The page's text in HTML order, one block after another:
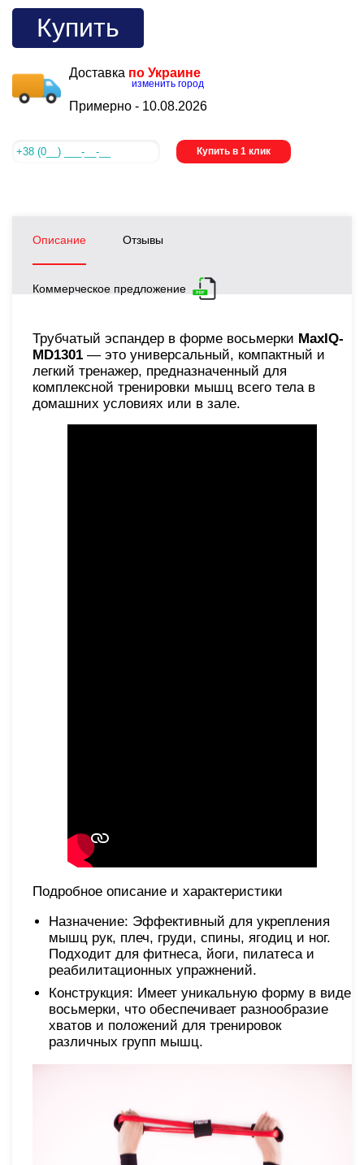
Купить
Доставка по Украине
изменить город
Примерно - 10.08.2026
Купить в 1 клик
Описание Отзывы
Коммерческое предложение
Трубчатый эспандер в форме восьмерки MaxIQ-
MD1301 — это универсальный, компактный и
легкий тренажер, предназначенный для
комплексной тренировки мышц всего тела в
домашних условиях или в зале.
Подробное описание и характеристики
Назначение: Эффективный для укрепления
мышц рук, плеч, груди, спины, ягодиц и ног.
Подходит для фитнеса, йоги, пилатеса и
реабилитационных упражнений.
Конструкция: Имеет уникальную форму в виде
восьмерки, что обеспечивает разнообразие
хватов и положений для тренировок
различных групп мышц.